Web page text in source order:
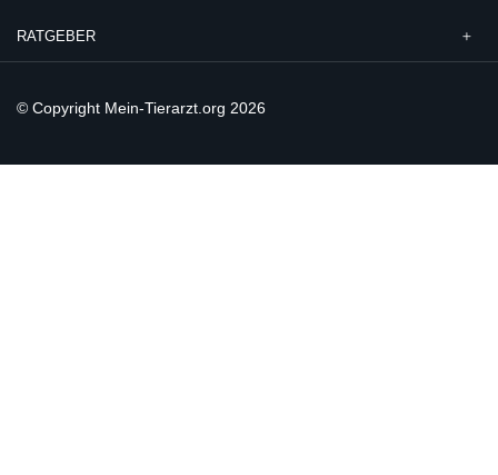
RATGEBER
© Copyright Mein-Tierarzt.org 2026